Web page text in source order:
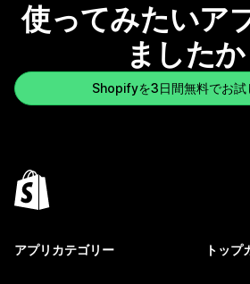
使ってみたいア
ましたか
Shopifyを3日間無料でお試
アプリカテゴリー トップ